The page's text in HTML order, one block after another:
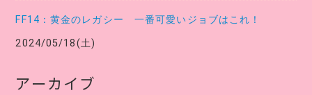
FF14：黄金のレガシー 一番可愛いジョブはこれ！
2024/05/18(土)
アーカイブ